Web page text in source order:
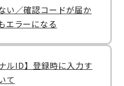
い／確認コードが届か
エラーになる
ルID】登録時に入力す
て